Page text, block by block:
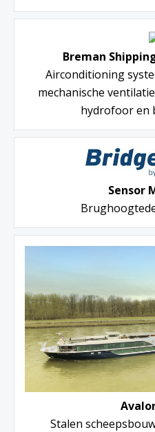
Breman
Airconditioning
mechanische
hydrofoor en
Sensor
Stalen